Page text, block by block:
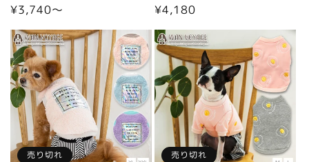
通
常
価
格
¥3,740〜
通
常
価
格
¥4,180
売り切れ 売り切れ